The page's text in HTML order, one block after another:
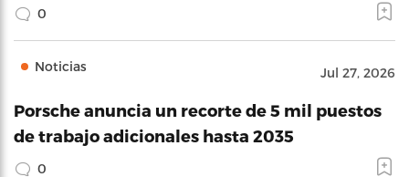
0
Noticias Jul 27, 2026
Porsche anuncia un recorte de 5 mil puestos
de trabajo adicionales hasta 2035
0